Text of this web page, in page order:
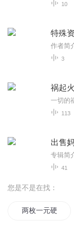
10
特殊
3
113
出售
41
您是不是在找：
两枚一元硬币